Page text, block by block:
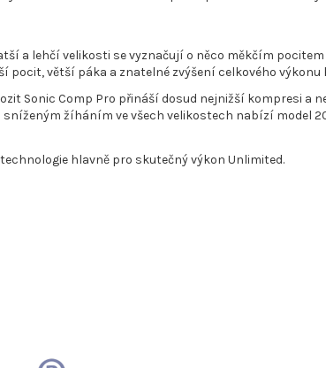
a lehčí velikosti se vyznačují o něco měkčím
větší páka a znatelné zvýšení celkového výkonu
Sonic Comp Pro přináší dosud nejnižší kompresi a
žíháním ve všech velikostech nabízí model
hlavně pro skutečný výkon Unlimited.